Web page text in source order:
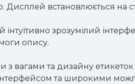
встановлюється на
зрозумілий
опису.
вагами та дизайну етикеток
та широкими